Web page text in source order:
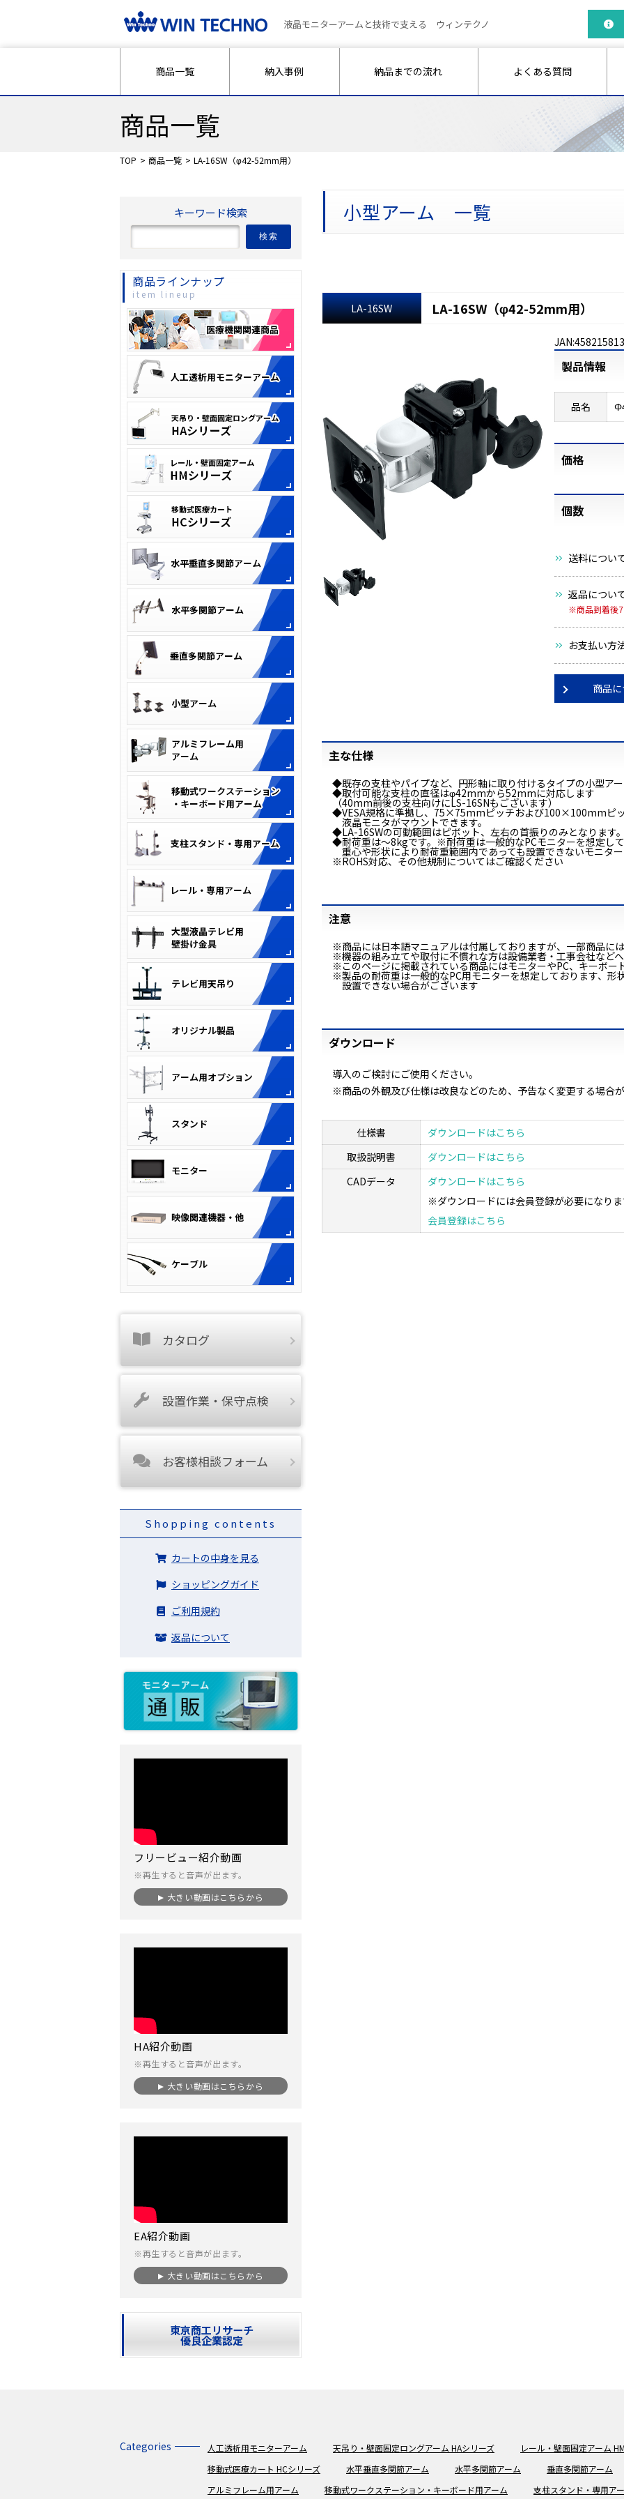
液晶モニターアームと技術で支える ウィンテクノ
商品一覧 納入事例 納品までの流れ よくある質問
商品一覧
TOP 商品一覧 LA-16SW（φ42-52mm用）
小型アーム 一覧
LA-16SW LA-16SW（φ42-52mm用）
製品情報
品名
価格
個数
送料につい
返品につい
※商品到着後7
お支払い方
商品
主な仕様
◆既存の支柱やパイプなど、円形軸に取り付けるタイプの小型アー
◆取付可能な支柱の直径はφ42mmから52mmに対応します
（40mm前後の支柱向けにLS-16SNもございます）
◆VESA規格に準拠し、75×75mmピッチおよび100×100mmピ
液晶モニタがマウントできます。
◆LA-16SWの可動範囲はピボット、左右の首振りのみとなります。
◆耐荷重は～8kgです。※耐荷重は一般的なPCモニターを想定して
重心や形状により耐荷重範囲内であっても設置できないモニタ
※ROHS対応、その他規制についてはご確認ください
注意
※商品には日本語マニュアルは付属しておりますが、一部商品に
※機器の組み立てや取付に不慣れな方は設備業者・工事会社など
※このページに掲載されている商品にはモニターやPC、キーボー
※製品の耐荷重は一般的なPC用モニターを想定しております、形
設置できない場合がございます
ダウンロード
導入のご検討にご使用ください。
※商品の外観及び仕様は改良などのため、予告なく変更する場合
仕様書
ダウンロードはこちら
取扱説明書
ダウンロードはこちら
CADデータ
ダウンロードはこちら
※ダウンロードには会員登録が必要になりま
会員登録はこちら
キーワード検索
検索
商品ラインナップ
item lineup
カタログ
設置作業・保守点検
お客様相談フォーム
Shopping contents
カートの中身を見る
ショッピングガイド
ご利用規約
返品について
フリービュー紹介動画
※再生すると音声が出ます。
大きい動画はこちらから
HA紹介動画
※再生すると音声が出ます。
大きい動画はこちらから
EA紹介動画
※再生すると音声が出ます。
大きい動画はこちらから
東京商工リサーチ
優良企業認定
Categories 人工透析用モニターアーム 天吊り・壁面固定ロングアーム HAシリーズ
レール・壁面固定アーム
移動式医療カート HCシリーズ
水平垂直多関節アーム 水平多関節アーム 垂直多関節アーム
アルミフレーム用アーム
移動式ワークステーション・キーボード用アーム 支柱スタンド・専用ア